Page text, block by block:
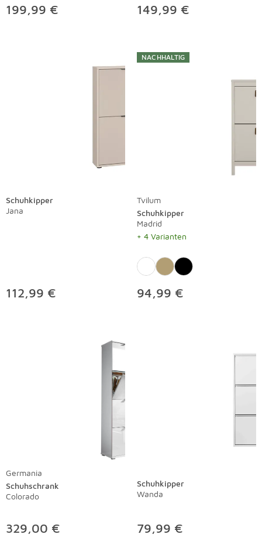
199,99 € 149,99 €
Schuhkipper
Jana
112,99 €
NACHHALTIG
Tvilum
Schuhkipper
Madrid
+ 4 Varianten
94,99 €
Germania
Schuhschrank
Colorado
329,00 €
Schuhkipper
Wanda
79,99 €